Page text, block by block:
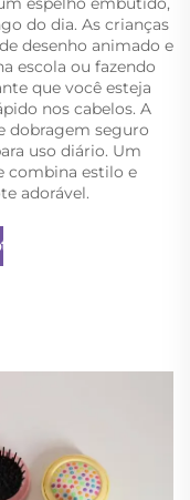
do dia. As crianças
desenho animado e
escola ou fazendo
que você esteja
nos cabelos. A
dobragem seguro
uso diário. Um
combina estilo e
adorável.